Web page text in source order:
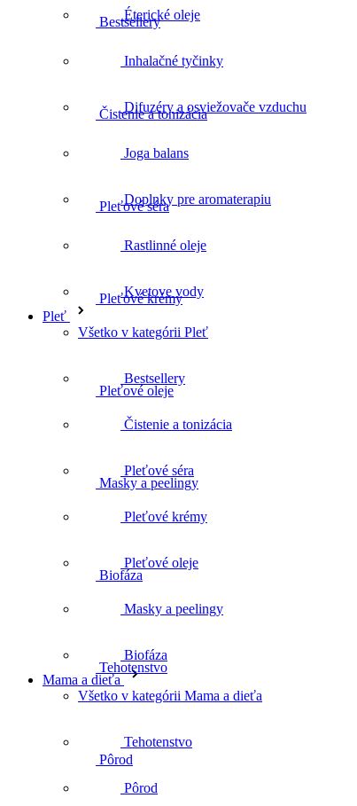
Pôrod
Éterické oleje
Inhalačné tyčinky
Difuzéry a osviežovače vzduchu
Joga balans
Doplnky pre aromaterapiu
Rastlinné oleje
Kvetove vody
Pleť
Všetko v kategórii Pleť
Bestsellery
Čistenie a tonizácia
Pleťové séra
Pleťové krémy
Pleťové oleje
Masky a peelingy
Biofáza
Mama a dieťa
Všetko v kategórii Mama a dieťa
Tehotenstvo
Pôrod